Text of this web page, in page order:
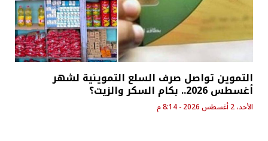
التموين تواصل صرف السلع التموينية لشهر
أغسطس 2026.. بكام السكر والزيت؟
الأحد، 2 أغسطس 2026 - 8:14 م